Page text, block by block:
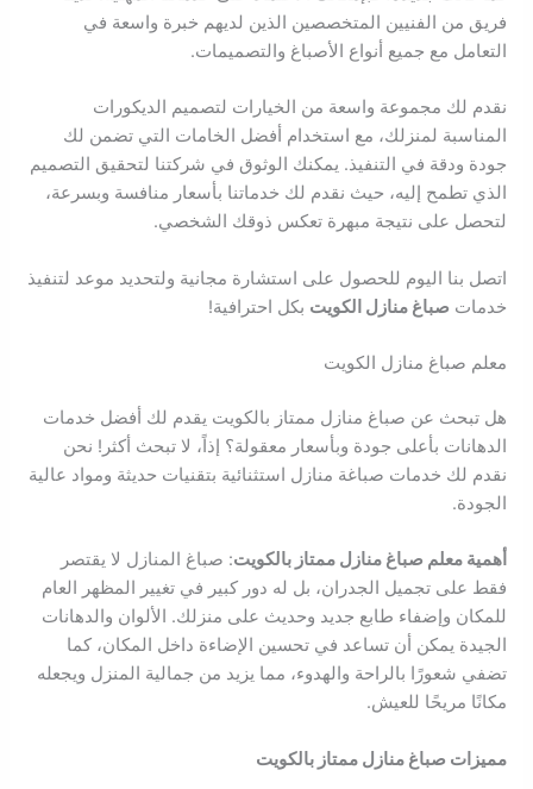
فريق من الفنيين المتخصصين الذين لديهم خبرة واسعة في
التعامل مع جميع أنواع الأصباغ والتصميمات.
نقدم لك مجموعة واسعة من الخيارات لتصميم الديكورات
المناسبة لمنزلك، مع استخدام أفضل الخامات التي تضمن لك
جودة ودقة في التنفيذ. يمكنك الوثوق في شركتنا لتحقيق التصميم
الذي تطمح إليه، حيث نقدم لك خدماتنا بأسعار منافسة وبسرعة،
لتحصل على نتيجة مبهرة تعكس ذوقك الشخصي.
اتصل بنا اليوم للحصول على استشارة مجانية ولتحديد موعد لتنفيذ
خدمات صباغ منازل الكويت بكل احترافية!
معلم صباغ منازل الكويت
هل تبحث عن صباغ منازل ممتاز بالكويت يقدم لك أفضل خدمات
الدهانات بأعلى جودة وبأسعار معقولة؟ إذاً، لا تبحث أكثر! نحن
نقدم لك خدمات صباغة منازل استثنائية بتقنيات حديثة ومواد عالية
الجودة.
أهمية معلم صباغ منازل ممتاز بالكويت: صباغ المنازل لا يقتصر
فقط على تجميل الجدران، بل له دور كبير في تغيير المظهر العام
للمكان وإضفاء طابع جديد وحديث على منزلك. الألوان والدهانات
الجيدة يمكن أن تساعد في تحسين الإضاءة داخل المكان، كما
تضفي شعورًا بالراحة والهدوء، مما يزيد من جمالية المنزل ويجعله
مكانًا مريحًا للعيش.
مميزات صباغ منازل ممتاز بالكويت